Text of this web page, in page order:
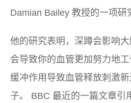
Damian Bailey 教授的一项研
他的研究表明，深蹲会影响
会导致你的血管更加努力地
缓冲作用导致血管释放刺激
子。 BBC 最近的一篇文章引